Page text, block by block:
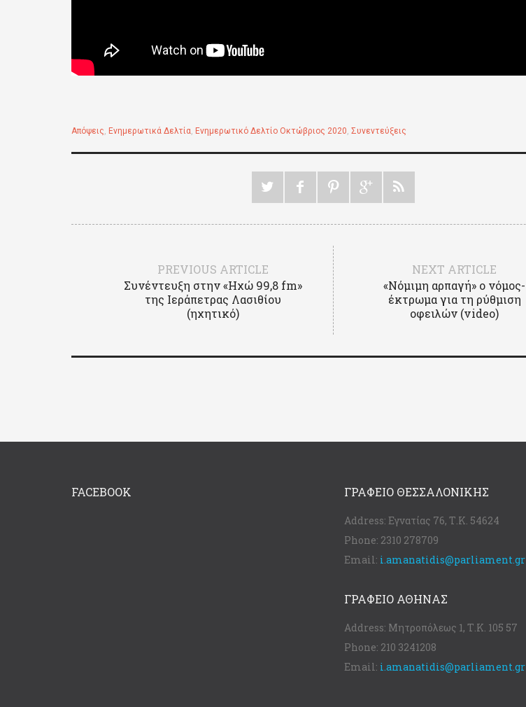
Απόψεις, Ενημερωτικά Δελτία, Ενημερωτικό Δελτίο Οκτώβριος 2020, Συνεντεύξεις
PREVIOUS ARTICLE
Συνέντευξη στην «Ηχώ 99,8 fm»
της Ιεράπετρας Λασιθίου
(ηχητικό)
NEXT ARTICLE
«Νόμιμη αρπαγή» ο νόμος-
έκτρωμα για τη ρύθμιση
οφειλών (video)
FACEBOOK ΓΡΑΦΕΊΟ ΘΕΣΣΑΛΟΝΊΚΗΣ
Address: Εγνατίας 76, Τ.Κ. 54624
Phone: 2310 278709
Email: i.amanatidis@parliament.gr
ΓΡΑΦΕΊΟ ΑΘΉΝΑΣ
Address: Μητροπόλεως 1, Τ.Κ. 105 57
Phone: 210 3241208
Email: i.amanatidis@parliament.gr